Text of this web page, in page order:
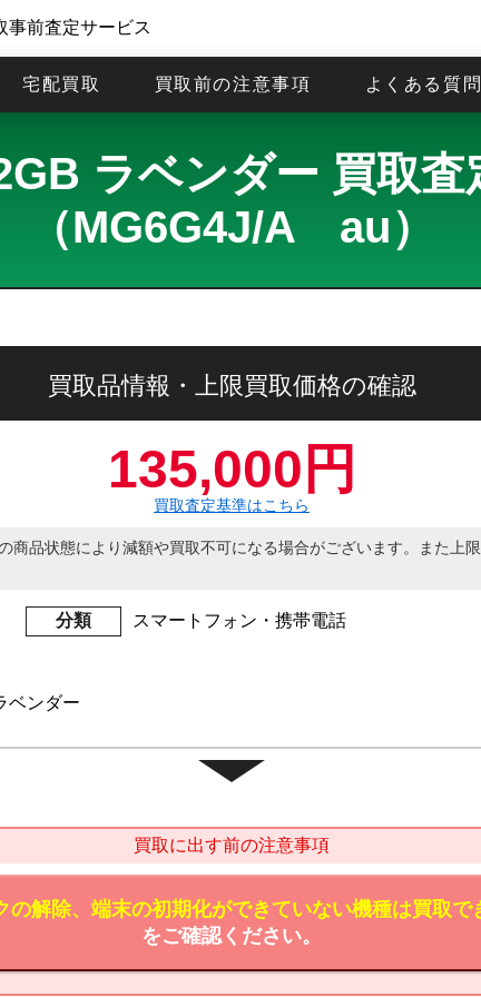
事前査定サービス
宅配買取 買取前の注意事項 よくある質
ラベンダー 買取査
（MG6G4J/A au）
買取品情報・上限買取価格の確認
135,000円
買取査定基準はこちら
商品状態により減額や買取不可になる場合がございます。また上
分類 スマートフォン・携帯電話
ベンダー
買取に出す前の注意事項
の解除、端末の初期化ができていない機種は買取で
をご確認ください。